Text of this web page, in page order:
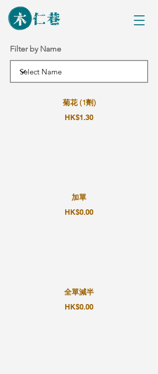
Filter by Name
菊花 (1劑)
HK$1.30
加單
HK$0.00
全單減半
HK$0.00